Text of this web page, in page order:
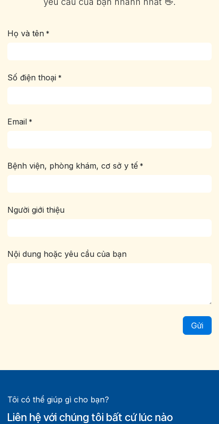
Họ và tên *
Số điện thoại *
Email *
Bệnh viện, phòng khám, cơ sở y tế *
Người giới thiệu
Nội dung hoặc yêu cầu của bạn
Gửi
Tôi có thể giúp gì cho bạn?
Liên hệ với chúng tôi bất cứ lúc nào